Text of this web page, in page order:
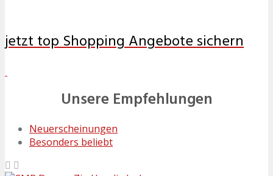
jetzt top Shopping Angebote sichern
Unsere Empfehlungen
Neuerscheinungen
Besonders beliebt